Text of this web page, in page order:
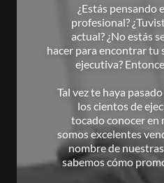
¿Estás pensando
profesional?
actual? ¿No estás
hacer para encontrar
ejecutiva?
Tal vez te haya
los cientos de
tocado conocer en
somos excelentes
nombre de
sabemos cómo